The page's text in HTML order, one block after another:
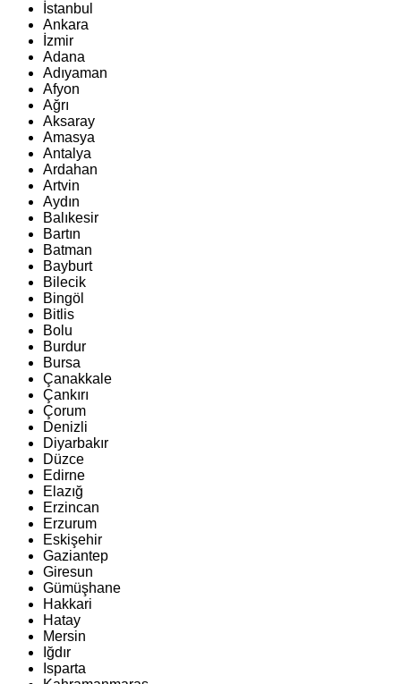
İstanbul
Ankara
İzmir
Adana
Adıyaman
Afyon
Ağrı
Aksaray
Amasya
Antalya
Ardahan
Artvin
Aydın
Balıkesir
Bartın
Batman
Bayburt
Bilecik
Bingöl
Bitlis
Bolu
Burdur
Bursa
Çanakkale
Çankırı
Çorum
Denizli
Diyarbakır
Düzce
Edirne
Elazığ
Erzincan
Erzurum
Eskişehir
Gaziantep
Giresun
Gümüşhane
Hakkari
Hatay
Mersin
Iğdır
Isparta